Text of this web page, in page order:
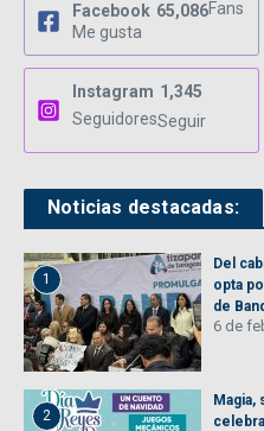
Facebook 65,086Fans
Me gusta
Instagram 1,345
SeguidoresSeguir
Noticias destacadas:
1
Del
opta
de
6 de
2
Magia,